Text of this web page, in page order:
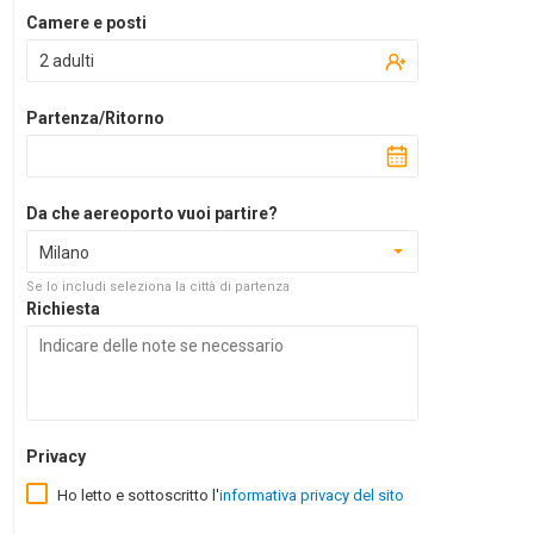
Camere e posti
2 adulti
Partenza/Ritorno
Da che aereoporto vuoi partire?
Milano
Se lo includi seleziona la città di partenza
Richiesta
Privacy
Ho letto e sottoscritto l'informativa privacy del sito